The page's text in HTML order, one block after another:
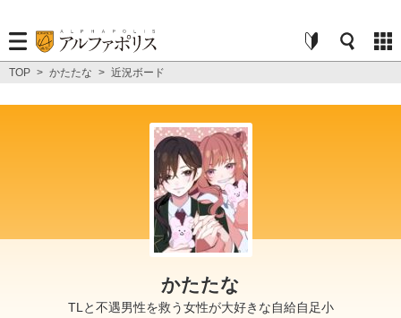
TOP > かたたな > 近況ボード
かたたな
TLと不遇男性を救う女性が大好きな自給自足小